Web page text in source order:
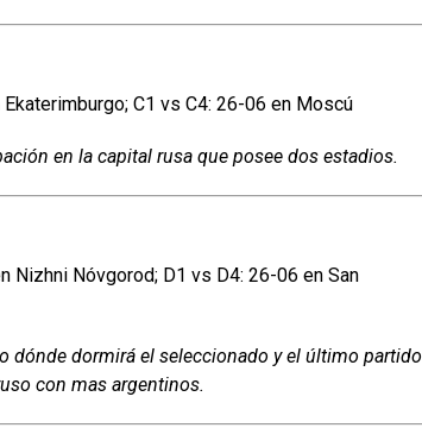
C1 vs C4: 26-06 en Moscú
en la capital rusa que posee dos estadios.
Nizhni Nóvgorod; D1 vs D4: 26-06 en San
dónde dormirá el seleccionado y el último partido
con mas argentinos.